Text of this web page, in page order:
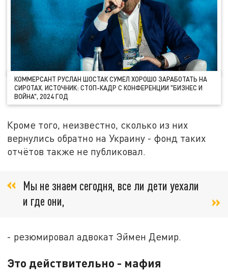
КОММЕРСАНТ РУСЛАН ШОСТАК СУМЕЛ ХОРОШО ЗАРАБОТАТЬ НА
СИРОТАХ. ИСТОЧНИК: СТОП-КАДР С КОНФЕРЕНЦИИ "БИЗНЕС И
ВОЙНА", 2024 ГОД
Кроме того, неизвестно, сколько из них
вернулись обратно на Украину - фонд таких
отчётов также не публиковал.
Мы не знаем сегодня, все ли дети уехали
и где они,
- резюмировал адвокат Эймен Демир.
Это действительно - мафия